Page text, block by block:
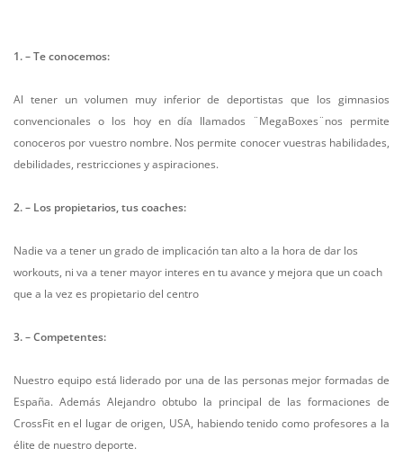
1. – Te conocemos:
Al tener un volumen muy inferior de deportistas que los gimnasios
convencionales o los hoy en día llamados ¨MegaBoxes¨nos permite
conoceros por vuestro nombre. Nos permite conocer vuestras habilidades,
debilidades, restricciones y aspiraciones.
2. – Los propietarios, tus coaches:
Nadie va a tener un grado de implicación tan alto a la hora de dar los
workouts, ni va a tener mayor interes en tu avance y mejora que un coach
que a la vez es propietario del centro
3. – Competentes:
Nuestro equipo está liderado por una de las personas mejor formadas de
España. Además Alejandro obtubo la principal de las formaciones de
CrossFit en el lugar de origen, USA, habiendo tenido como profesores a la
élite de nuestro deporte.